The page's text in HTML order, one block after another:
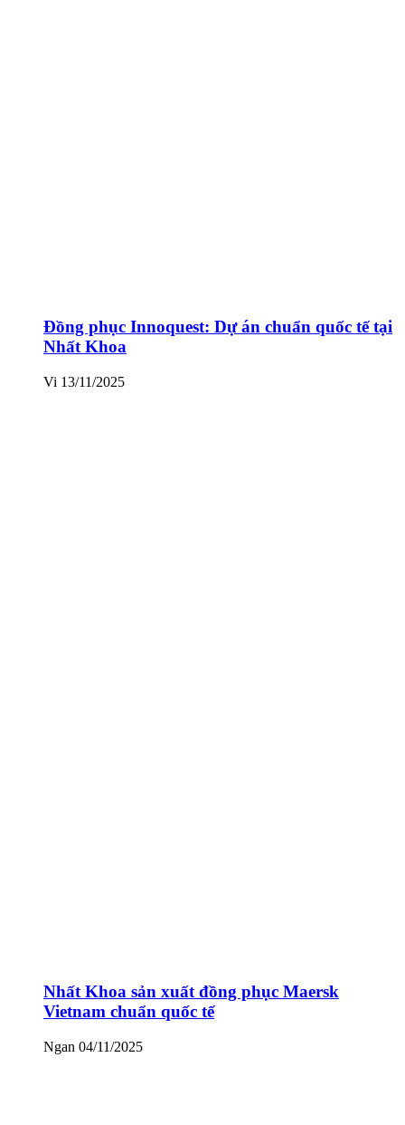
Đồng phục Innoquest: Dự án chuẩn quốc tế tại
Nhất Khoa
Vi 13/11/2025
Nhất Khoa sản xuất đồng phục Maersk
Vietnam chuẩn quốc tế
Ngan 04/11/2025